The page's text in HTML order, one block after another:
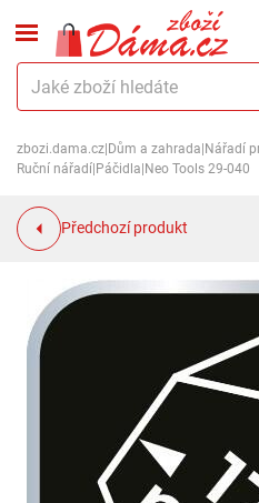
zbozi.dama.cz Dům a zahrada Nářadí
Ruční nářadí Páčidla Neo Tools 29-040
Předchozí produkt